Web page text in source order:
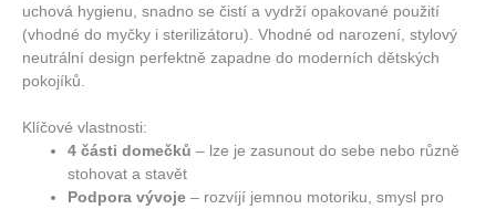
uchová hygienu, snadno se čistí a vydrží opakované použití
(vhodné do myčky i sterilizátoru). Vhodné od narození, stylový
neutrální design perfektně zapadne do moderních dětských
pokojíků.
Klíčové vlastnosti:
4 části domečků – lze je zasunout do sebe nebo různě
stohovat a stavět
Podpora vývoje – rozvíjí jemnou motoriku, smysl pro